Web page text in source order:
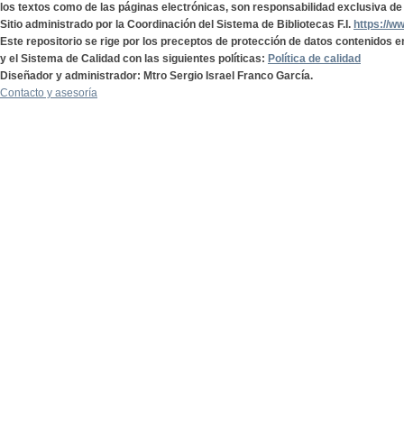
los textos como de las páginas electrónicas, son responsabilidad exclusiva
Sitio administrado por la Coordinación del Sistema de Bibliotecas F.I. https://
Este repositorio se rige por los preceptos de protección de datos contenidos
y el Sistema de Calidad con las siguientes políticas: Política de calidad
Diseñador y administrador: Mtro Sergio Israel Franco García.
Contacto y asesoría